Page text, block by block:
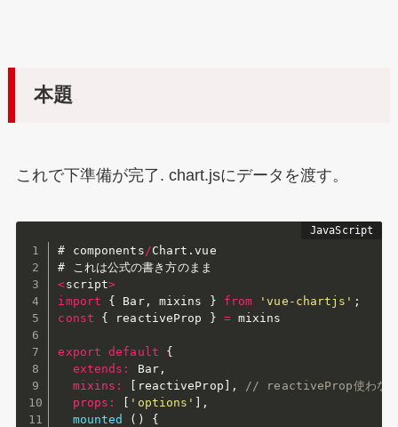
本題
これで下準備が完了. chart.jsにデータを渡す。
# components /Chart .vue
<script>
import
{ Bar, mixins } from 'vue-chartjs' ;
const
{ reactiveProp } = mixins
export default
{
extends : Bar,
mixins : [ reactiveProp ] ,
// reactiveProp使わない
props : [ 'options' ] ,
mounted
( )
{